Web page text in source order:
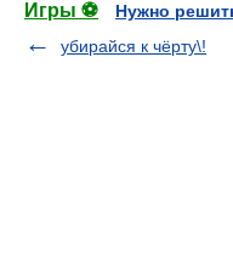
Игры ⚽
Нужно
убирайся к чёрту\!